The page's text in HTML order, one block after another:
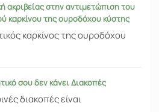
ακριβείας στην αντιμετώπιση του
καρκίνου της ουροδόχου κύστης
καρκίνος της ουροδόχου
σου δεν κάνει Διακοπές
διακοπές είναι